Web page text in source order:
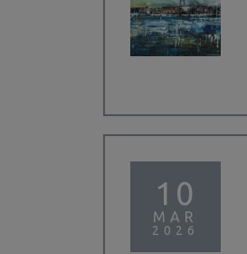
10
MAR
2026